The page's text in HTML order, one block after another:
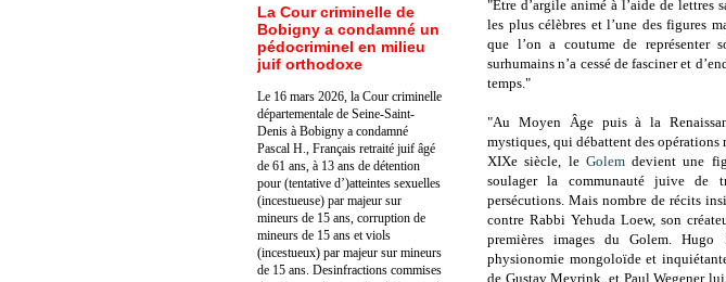
"Être d’argile animé à l’aide de lettres
les plus célèbres et l’une des figures
que l’on a coutume de représenter
surhumains n’a cessé de fasciner et
temps."
"Au Moyen Âge puis à la
mystiques, qui débattent des
XIXe siècle, le Golemdevient une
soulager la communauté juive de
persécutions. Mais nombre de récits
contre Rabbi Yehuda Loew, son
premières images du Golem.
physionomie mongoloïde et
de Gustav Meyrink, et Paul Wegener
La Cour criminelle de
Bobigny a condamné un
pédocriminel en milieu
juif orthodoxe
Le 16 mars 2026, la Cour criminelle
départementale de Seine-Saint-
Denis à Bobigny a condamné
Pascal H., Français retraité juif âgé
de 61 ans, à 13 ans de détention
pour (tentative d’)atteintes sexuelles
(incestueuse) par majeur sur
mineurs de 15 ans, corruption de
mineurs de 15 ans et viols
(incestueux) par majeur sur mineurs
de 15 ans. Desinfractions commises